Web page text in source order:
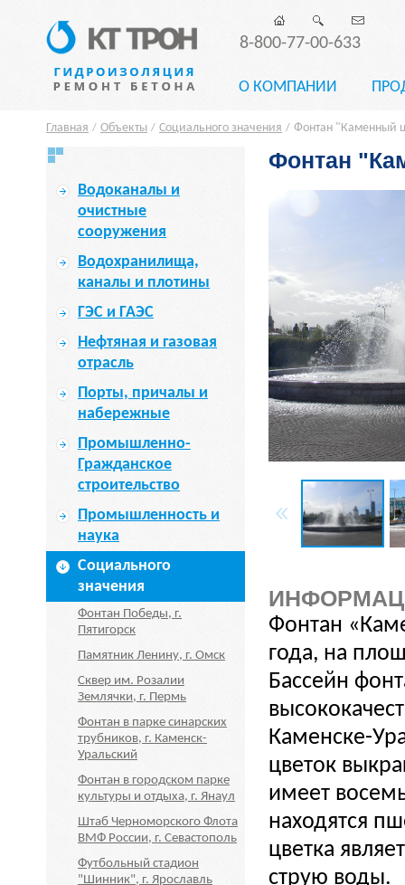
8-800-77-00-633
О КОМПАНИИ
Главная / Объекты / Социального значения / Фонтан "Каменный
Водоканалы и
очистные
сооружения
Водохранилища,
каналы и плотины
ГЭС и ГАЭС
Нефтяная и газовая
отрасль
Порты, причалы и
набережные
Промышленно-
Гражданское
строительство
Промышленность и
наука
Социального
значения
Фонтан Победы, г.
Пятигорск
Памятник Ленину, г. Омск
Сквер им. Розалии
Землячки, г. Пермь
Фонтан в парке синарских
трубников, г. Каменск-
Уральский
Фонтан в городском парке
культуры и отдыха, г. Янаул
Штаб Черноморского Флота
ВМФ России, г. Севастополь
Футбольный стадион
"Шинник", г. Ярославль
Фонтан
Фонтан
года, на
Бассейн
Каменске-
цветок
имеет
находятся
цветка
струю воды.